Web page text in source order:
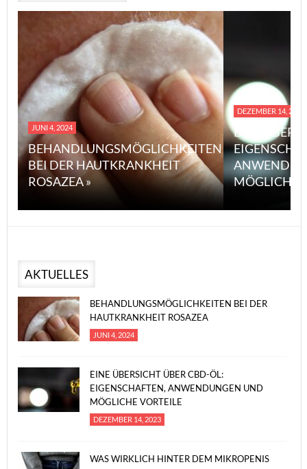
JUNI 4, 2024
BEHANDLUNGSMÖGLICHKEITEN
BEI DER HAUTKRANKHEIT
ROSAZEA »
DEZEMBER 14, 2023
EINE
MÖGLICHE
AKTUELLES
BEHANDLUNGSMÖGLICHKEITEN BEI DER
HAUTKRANKHEIT ROSAZEA
JUNI 4, 2024
EINE ÜBERSICHT ÜBER CBD-ÖL:
EIGENSCHAFTEN, ANWENDUNGEN UND
MÖGLICHE VORTEILE
DEZEMBER 14, 2023
WAS WIRKLICH HINTER DEM MIKROPENIS